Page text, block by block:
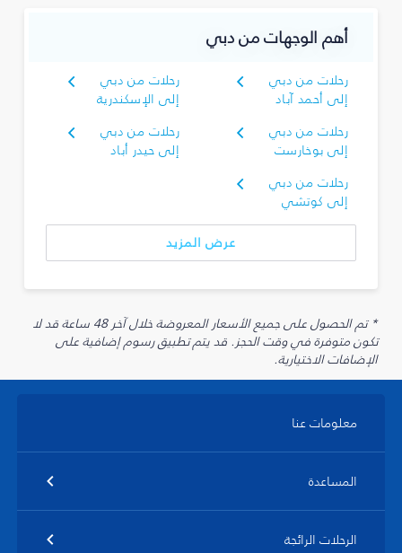
أهم الوجهات من دبي
رحلات من دبي
إلى أحمد آباد
رحلات من دبي
إلى الإسكندرية
رحلات من دبي
إلى بوخارست
رحلات من دبي
إلى حيدر أباد
رحلات من دبي
إلى كوتشي
عرض المزيد
* تم الحصول على جميع الأسعار المعروضة خلال آخر 48 ساعة قد لا
تكون متوفرة في وقت الحجز. قد يتم تطبيق رسوم إضافية على
الإضافات الاختيارية.
معلومات عنا
المساعدة
الرحلات الرائجة